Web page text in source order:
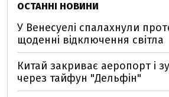
ОСТАННІ НОВИНИ
У Венесуелі спалахнули
щоденні відключення світла
Китай закриває аеропорт і
через тайфун "Дельфін"